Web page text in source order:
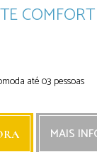
COMFORT
até 03 pessoas
MAIS